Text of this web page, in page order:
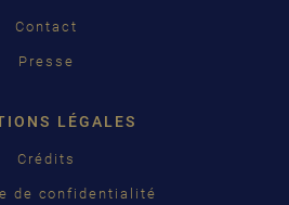
Contact
Presse
LÉGALES
Crédits
de confidentialité